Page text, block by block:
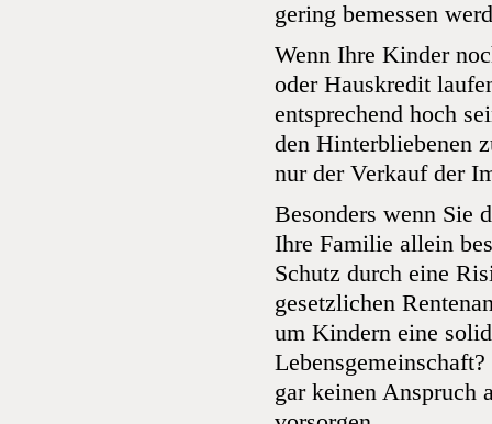
gering bemessen
Wenn Ihre Kinder
oder Hauskredit
entsprechend hoch
den Hinterbliebenen
nur der Verkauf der
Besonders wenn Sie
Ihre Familie allein
Schutz durch eine
gesetzlichen
um Kindern eine
gar keinen Anspruch